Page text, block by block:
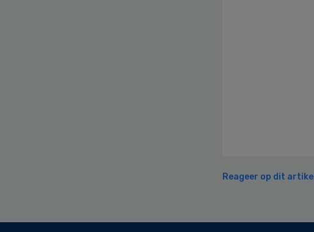
Reageer op dit artikel